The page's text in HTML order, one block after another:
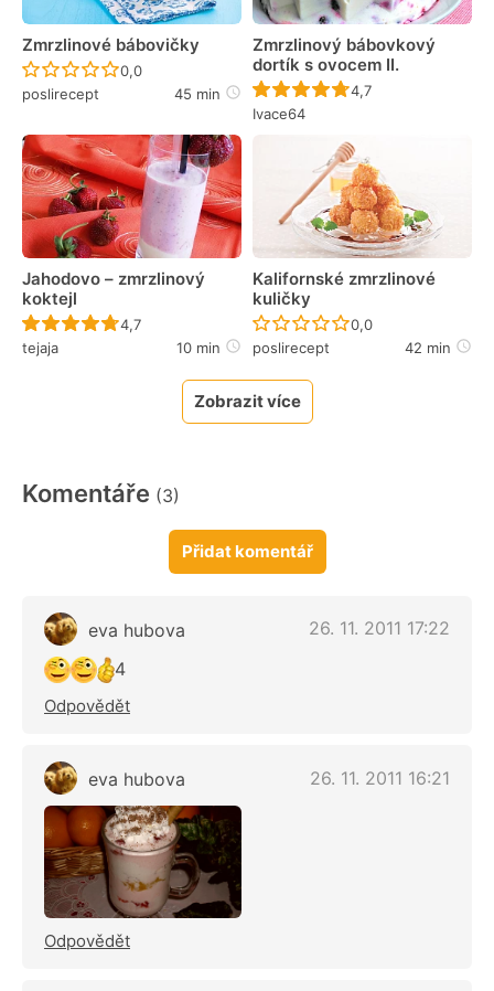
Zmrzlinové bábovičky
Recept ještě nebyl hodnocen
0,0
poslirecept
45 min
Zmrzlinový bábovkový
dortík s ovocem II.
Recept ještě nebyl
4,7
Ivace64
Jahodovo – zmrzlinový
koktejl
Recept ještě nebyl hodnocen
4,7
tejaja
10 min
Kalifornské zmrzlinové
kuličky
Recept ještě nebyl
0,0
poslirecept
42 min
Zobrazit více
Komentáře (3)
Přidat komentář
eva hubova
26. 11. 2011 17:22
4
Odpovědět
eva hubova 26. 11. 2011 16:21
Odpovědět